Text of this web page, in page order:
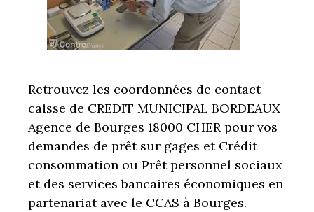
Retrouvez les coordonnées de contact
caisse de CREDIT MUNICIPAL BORDEAUX
Agence de Bourges 18000 CHER pour vos
demandes de prêt sur gages et Crédit
consommation ou Prêt personnel sociaux
et des services bancaires économiques en
partenariat avec le CCAS à Bourges.